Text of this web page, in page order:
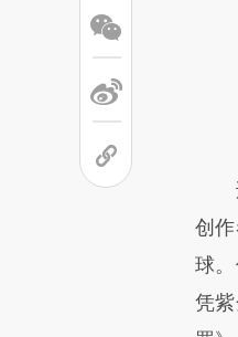
请
成
文
刑
创
球
凭